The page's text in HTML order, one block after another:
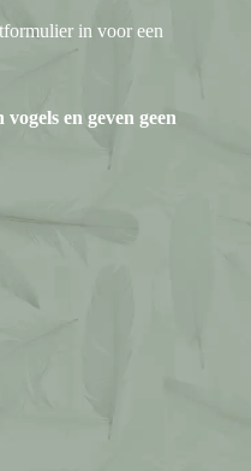
in voor een
en geven geen